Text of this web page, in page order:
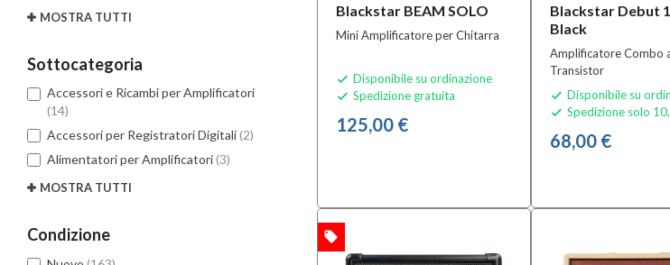
MOSTRA TUTTI
Sottocategoria
Accessori e Ricambi per Amplificatori
(14)
Accessori per Registratori Digitali(2)
Alimentatori per Amplificatori(3)
MOSTRA TUTTI
Condizione
Blackstar BEAM SOLO
Mini Amplificatore per Chitarra
 Disponibile su ordinazione
 Spedizione gratuita
125,00 €
Blackstar Debut
Black
Amplificatore Combo
Transistor
 Disponibile su
 Spedizione solo
68,00 €
local_offer